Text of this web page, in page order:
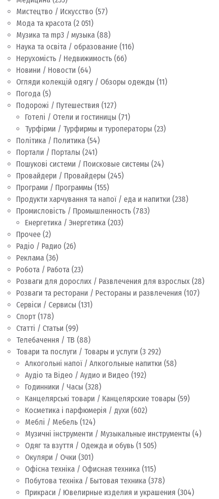
Мистецтво / Искусство (57)
Мода та красота (2 051)
Музика та mp3 / музыка (88)
Наука та освіта / образование (116)
Нерухомість / Недвижимость (66)
Новини / Новости (64)
Огляди колекцій одягу / Обзоры одежды (11)
Погода (5)
Подорожі / Путешествия (127)
Готелі / Отели и гостиницы (71)
Турфірми / Турфирмы и туроператоры (23)
Політика / Политика (54)
Портали / Порталы (241)
Пошукові системи / Поисковые системы (24)
Провайдери / Провайдеры (245)
Програми / Программы (155)
Продукти харчування та напої / еда и напитки (238)
Промисловість / Промышленность (783)
Енергетика / Энергетика (203)
Прочее (2)
Радіо / Радио (26)
Реклама (36)
Робота / Работа (23)
Розваги для дорослих / Развлечения для взрослых (28)
Розваги та ресторани / Рестораны и развлечения (107)
Сервіси / Сервисы (131)
Спорт (178)
Статті / Статьи (99)
Телебачення / ТВ (88)
Товари та послуги / Товары и услуги (3 292)
Алкогольні напої / Алкогольные напитки (58)
Аудіо та Відео / Аудио и Видео (192)
Годинники / Часы (328)
Канцелярські товари / Канцелярские товары (59)
Косметика і парфюмерія / духи (602)
Меблі / Мебель (124)
Музичні інструменти / Музыкальные инструменты (4)
Одяг та взуття / Одежда и обувь (1 505)
Окуляри / Очки (301)
Офісна техніка / Офисная техника (115)
Побутова техніка / Бытовая техника (378)
Прикраси / Ювелирные изделия и украшения (304)